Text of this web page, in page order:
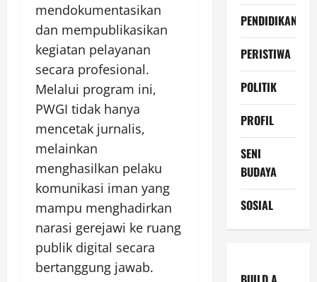
mendokumentasikan
dan mempublikasikan
kegiatan pelayanan
secara profesional.
Melalui program ini,
PWGI tidak hanya
mencetak jurnalis,
melainkan
menghasilkan pelaku
komunikasi iman yang
mampu menghadirkan
narasi gerejawi ke ruang
publik digital secara
bertanggung jawab.
PENDIDIKAN
PERISTIWA
POLITIK
PROFIL
SENI
BUDAYA
SOSIAL